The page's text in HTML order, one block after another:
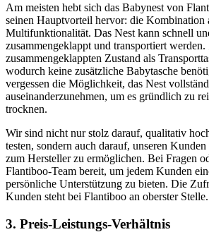
Am meisten hebt sich das Babynest von
seinen Hauptvorteil hervor: die Kombination
Multifunktionalität. Das Nest kann schnell
zusammengeklappt und transportiert
zusammengeklappten Zustand als
wodurch keine zusätzliche Babytasche
vergessen die Möglichkeit, das Nest
auseinanderzunehmen, um es gründlich zu
trocknen.
Wir sind nicht nur stolz darauf, qualitativ
testen, sondern auch darauf, unseren
zum Hersteller zu ermöglichen. Bei Fragen
Flantiboo-Team bereit, um jedem Kunden
persönliche Unterstützung zu bieten. Die
Kunden steht bei Flantiboo an oberster Stelle.
3. Preis-Leistungs-Verhältnis